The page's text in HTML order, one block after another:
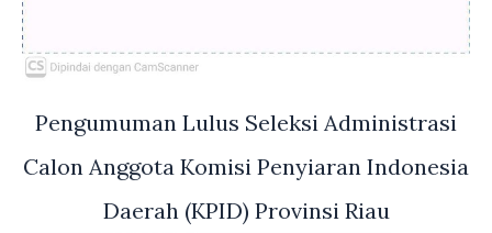
Pengumuman Lulus Seleksi Administrasi
Calon Anggota Komisi Penyiaran Indonesia
Daerah (KPID) Provinsi Riau